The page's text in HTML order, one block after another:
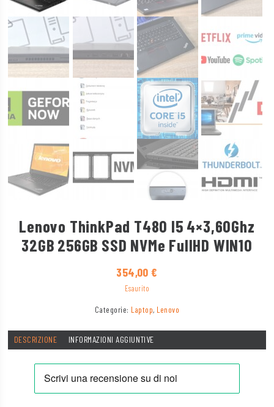
Lenovo ThinkPad T480 I5 4×3,60Ghz
32GB 256GB SSD NVMe FullHD WIN10
354,00€
Esaurito
Categorie: Laptop, Lenovo
DESCRIZIONE INFORMAZIONI AGGIUNTIVE